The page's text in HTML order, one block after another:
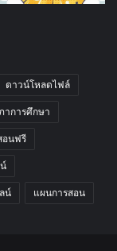
ดาวน์โหลดไฟล์
าการศึกษา
อนฟรี
น์ แผนการสอน